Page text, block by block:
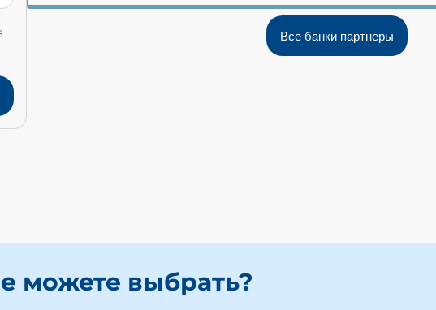
Все банки партнеры
можете выбрать?